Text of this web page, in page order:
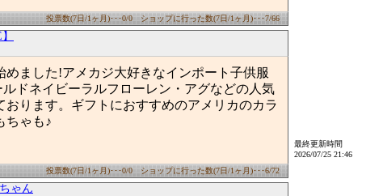
投票数(7日/1ヶ月)･･･0/0 ショップに行った数(7日/1ヶ月)･･･7/66
ました!アメカジ大好きなインポート子供服
ドネイビーラルフローレン・アグなどの人気
ります。ギフトにおすすめのアメリカのカラ
ちゃも♪
投票数(7日/1ヶ月)･･･0/0 ショップに行った数(7日/1ヶ月)･･･6/72
ゃん
最終更新時間
2026/07/25 21:46